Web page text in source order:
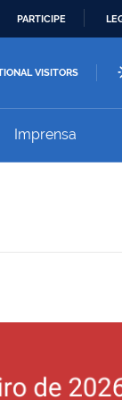
PARTICIPE
VISITORS
Imprensa